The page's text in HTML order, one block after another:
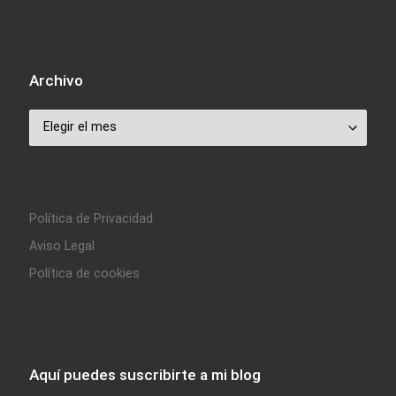
Archivo
Archivo
Política de Privacidad
Aviso Legal
Política de cookies
Aquí puedes suscribirte a mi blog